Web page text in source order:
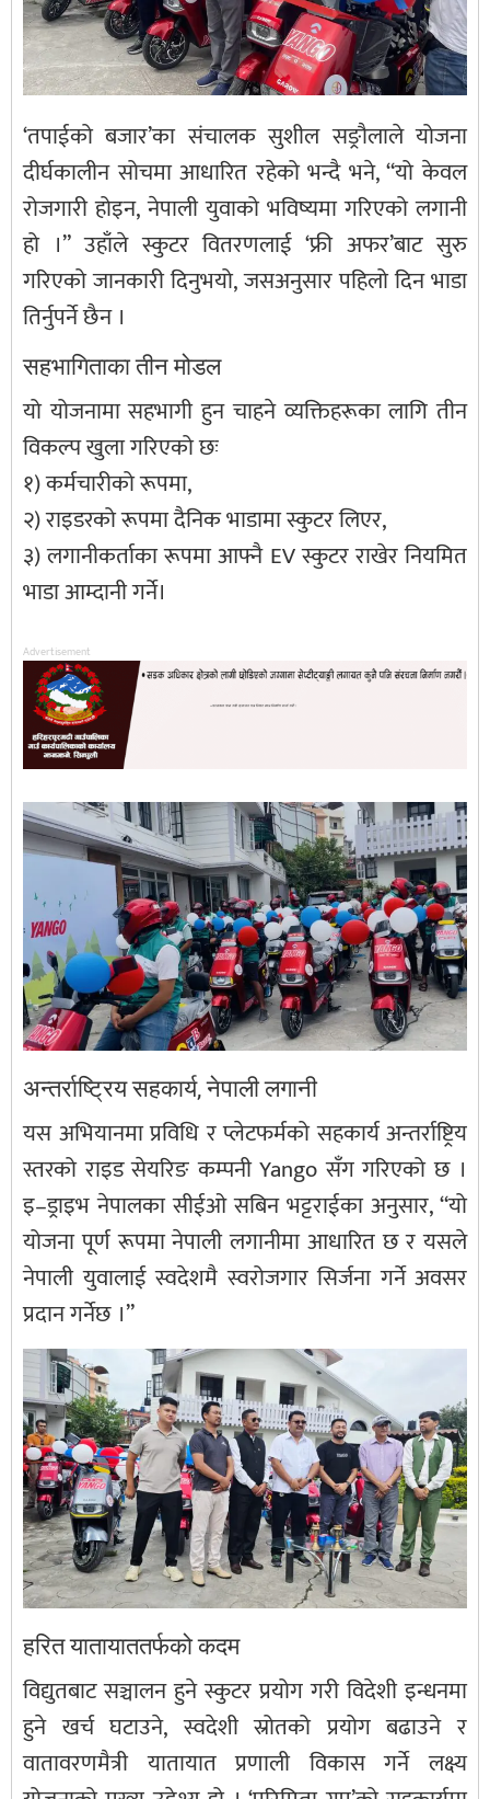
‘तपाईको बजार’का संचालक सुशील सङ्रौलाले योजना
दीर्घकालीन सोचमा आधारित रहेको भन्दै भने, “यो केवल
रोजगारी होइन, नेपाली युवाको भविष्यमा गरिएको लगानी
हो ।” उहाँले स्कुटर वितरणलाई ‘फ्री अफर’बाट सुरु
गरिएको जानकारी दिनुभयो, जसअनुसार पहिलो दिन भाडा
तिर्नुपर्ने छैन ।
सहभागिताका तीन मोडल
यो योजनामा सहभागी हुन चाहने व्यक्तिहरूका लागि तीन
विकल्प खुला गरिएको छः
१) कर्मचारीको रूपमा,
२) राइडरको रूपमा दैनिक भाडामा स्कुटर लिएर,
३) लगानीकर्ताका रूपमा आफ्नै EV स्कुटर राखेर नियमित
भाडा आम्दानी गर्ने।
Advertisement
अन्तर्राष्ट्रिय सहकार्य, नेपाली लगानी
यस अभियानमा प्रविधि र प्लेटफर्मको सहकार्य अन्तर्राष्ट्रिय
स्तरको राइड सेयरिङ कम्पनी Yango सँग गरिएको छ ।
इ–ड्राइभ नेपालका सीईओ सबिन भट्टराईका अनुसार, “यो
योजना पूर्ण रूपमा नेपाली लगानीमा आधारित छ र यसले
नेपाली युवालाई स्वदेशमै स्वरोजगार सिर्जना गर्ने अवसर
प्रदान गर्नेछ ।”
हरित यातायाततर्फको कदम
विद्युतबाट सञ्चालन हुने स्कुटर प्रयोग गरी विदेशी इन्धनमा
हुने खर्च घटाउने, स्वदेशी स्रोतको प्रयोग बढाउने र
वातावरणमैत्री यातायात प्रणाली विकास गर्ने लक्ष्य